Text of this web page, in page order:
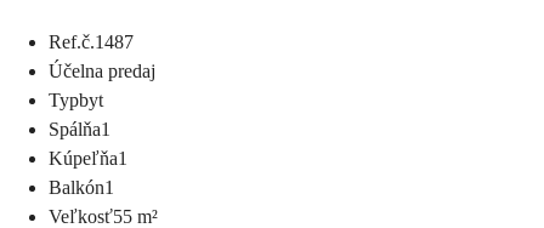
Ref.č.1487
Účelna predaj
Typbyt
Spálňa1
Kúpeľňa1
Balkón1
Veľkosť55 m²